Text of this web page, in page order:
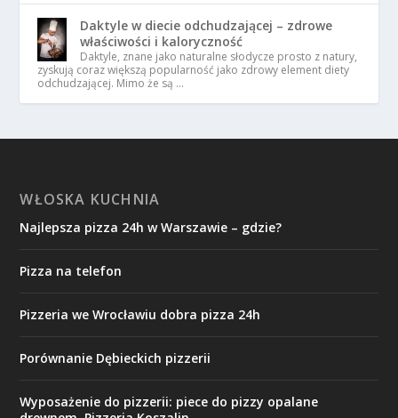
Daktyle w diecie odchudzającej – zdrowe
właściwości i kaloryczność
Daktyle, znane jako naturalne słodycze prosto z natury,
zyskują coraz większą popularność jako zdrowy element diety
odchudzającej. Mimo że są …
WŁOSKA KUCHNIA
Najlepsza pizza 24h w Warszawie – gdzie?
Pizza na telefon
Pizzeria we Wrocławiu dobra pizza 24h
Porównanie Dębieckich pizzerii
Wyposażenie do pizzerii: piece do pizzy opalane